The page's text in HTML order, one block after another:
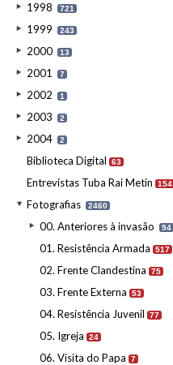
1998 721
1999 243
2000 13
2001 7
2002 1
2003 2
2004 2
Biblioteca Digital 63
Entrevistas Tuba Rai Metin 154
Fotografias 2460
00. Anteriores à invasão 94
01. Resistência Armada 517
02. Frente Clandestina 75
03. Frente Externa 53
04. Resistência Juvenil 77
05. Igreja 24
06. Visita do Papa 7